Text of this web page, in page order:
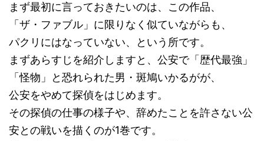
まず最初に言っておきたいのは、この作品、
「ザ・ファブル」に限りなく似ていながらも、
パクリにはなっていない、という所です。
まずあらすじを紹介しますと、公安で「歴代最強」
「怪物」と恐れられた男・斑鳩いかるがが、
公安をやめて探偵をはじめます。
その探偵の仕事の様子や、辞めたことを許さない公
安との戦いを描くのが1巻です。